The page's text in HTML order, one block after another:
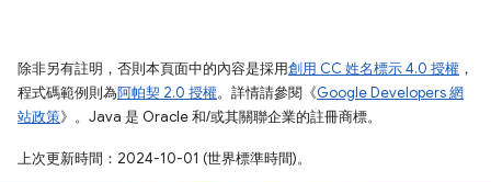
除非另有註明，否則本頁面中的內容是採用創用 CC 姓名標示 4.0 授權 ，
程式碼範例則為阿帕契 2.0 授權。詳情請參閱《Google Developers 網
站政策》。Java 是 Oracle 和/或其關聯企業的註冊商標。
上次更新時間：2024-10-01 (世界標準時間)。